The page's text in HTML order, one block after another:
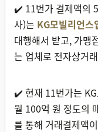
✔️ 11번가 결제액의
사)는 KG모빌리언스
대행해서 받고, 가맹
는 업체로 전자상거
✔️ 현재 11번가는
월 100억 원 정도의
를 통해 거래결제액